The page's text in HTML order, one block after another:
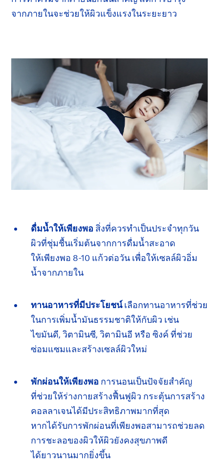
จากภายในจะช่วยให้ผิวแข็งแรงในระยะยาว
ดื่มน้ำให้เพียงพอ สิ่งที่ควรทำเป็นประจำทุกวัน
ผิวที่ชุ่มชื้นเริ่มต้นจากการดื่มน้ำสะอาด
ให้เพียงพอ 8-10 แก้วต่อวัน เพื่อให้เซลล์ผิวอิ่ม
น้ำจากภายใน
ทานอาหารที่มีประโยชน์เลือกทานอาหารที่ช่วย
ในการเพิ่มน้ำมันธรรมชาติให้กับผิว เช่น
ไขมันดี, วิตามินซี, วิตามินอี หรือ ซิงค์ ที่ช่วย
ซ่อมแซมและสร้างเซลล์ผิวใหม่
พักผ่อนให้เพียงพอ การนอนเป็นปัจจัยสำคัญ
ที่ช่วยให้ร่างกายสร้างฟื้นฟูผิว กระตุ้นการสร้าง
คอลลาเจนได้มีประสิทธิภาพมากที่สุด
หากได้รับการพักผ่อนที่เพียงพอสามารถช่วยลด
การชะลอของผิวให้ผิวยังคงสุขภาพดี
ได้ยาวนานมากยิ่งขึ้น